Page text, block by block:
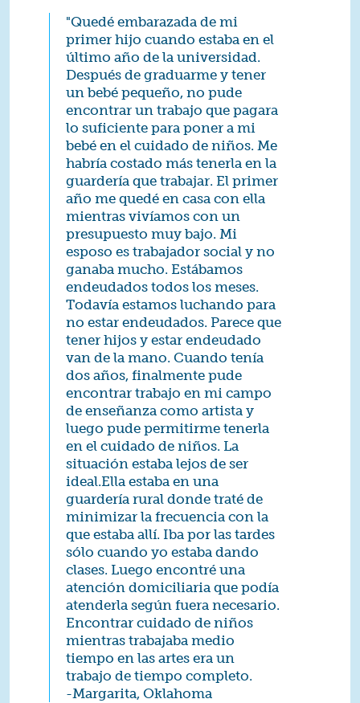
"Quedé embarazada de mi
primer hijo cuando estaba en el
último año de la universidad.
Después de graduarme y tener
un bebé pequeño, no pude
encontrar un trabajo que pagara
lo suficiente para poner a mi
bebé en el cuidado de niños. Me
habría costado más tenerla en la
guardería que trabajar. El primer
año me quedé en casa con ella
mientras vivíamos con un
presupuesto muy bajo. Mi
esposo es trabajador social y no
ganaba mucho. Estábamos
endeudados todos los meses.
Todavía estamos luchando para
no estar endeudados. Parece que
tener hijos y estar endeudado
van de la mano. Cuando tenía
dos años, finalmente pude
encontrar trabajo en mi campo
de enseñanza como artista y
luego pude permitirme tenerla
en el cuidado de niños. La
situación estaba lejos de ser
ideal.Ella estaba en una
guardería rural donde traté de
minimizar la frecuencia con la
que estaba allí. Iba por las tardes
sólo cuando yo estaba dando
clases. Luego encontré una
atención domiciliaria que podía
atenderla según fuera necesario.
Encontrar cuidado de niños
mientras trabajaba medio
tiempo en las artes era un
trabajo de tiempo completo.
-Margarita, Oklahoma